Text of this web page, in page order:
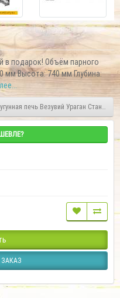
в подарок! Объём парного
мм Высота: 740 мм Глубина:
(ДТ-4)печь Везувий Ураган